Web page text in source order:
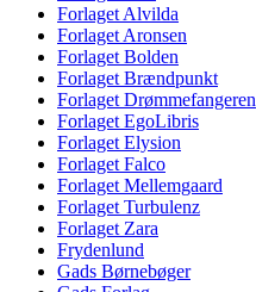
Forlaget Alvilda
Forlaget Aronsen
Forlaget Bolden
Forlaget Brændpunkt
Forlaget Drømmefangeren
Forlaget EgoLibris
Forlaget Elysion
Forlaget Falco
Forlaget Mellemgaard
Forlaget Turbulenz
Forlaget Zara
Frydenlund
Gads Børnebøger